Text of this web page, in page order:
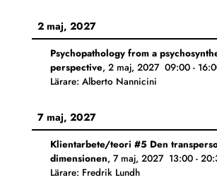
2 maj, 2027
Psychopathology from a
perspective, 2 maj, 2027 09:00-
Lärare: Alberto Nannicini
7 maj, 2027
Klientarbete/teori #5 Den
dimensionen, 7 maj, 2027 13:00-
Lärare: Fredrik Lundh